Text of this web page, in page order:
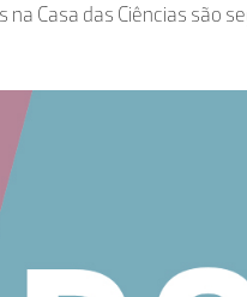
na Casa das Ciências são